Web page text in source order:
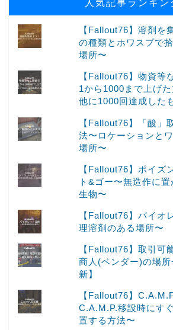
人気記事ランキン
【Fallout76】溶剤を
の種類とホワスプで
場所〜
【Fallout76】物資等
1から1000まで上げ
他に1000回達成した
【Fallout76】「酸」
法〜ロケーションと
場所〜
【Fallout76】ポイズ
ト&ゴー〜無造作に
生物〜
【Fallout76】バイオ
理溶剤のある場所〜
【Fallout76】取引可
商人(ベンダー)の場
新】
【Fallout76】
C.A.M.P.移設時にす
置する方法〜